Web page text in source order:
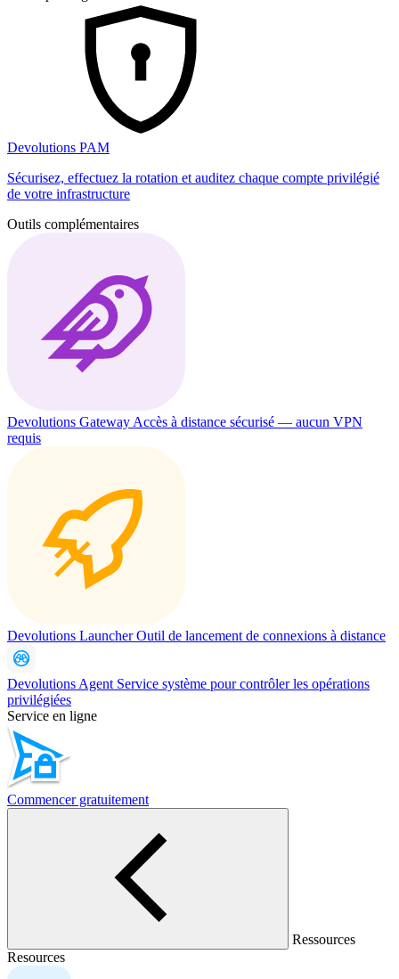
Devolutions PAM
Sécurisez, effectuez la rotation et auditez chaque compte privilégié
de votre infrastructure
Outils complémentaires
Devolutions Gateway Accès à distance sécurisé — aucun VPN
requis
Devolutions Launcher Outil de lancement de connexions à distance
Devolutions Agent Service système pour contrôler les opérations
privilégiées
Service en ligne
Commencer gratuitement
Ressources
Resources